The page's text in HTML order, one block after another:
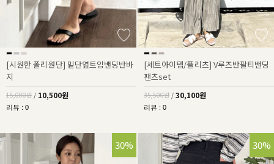
[시원한 폴리원단] 밑단옆트임밴딩반바
지
15,000원 / 10,500원
리뷰 : 0
[세트아이템/플리츠] V루즈반팔티밴딩
팬츠set
35,500원 / 30,100원
리뷰 : 0
30% 30%